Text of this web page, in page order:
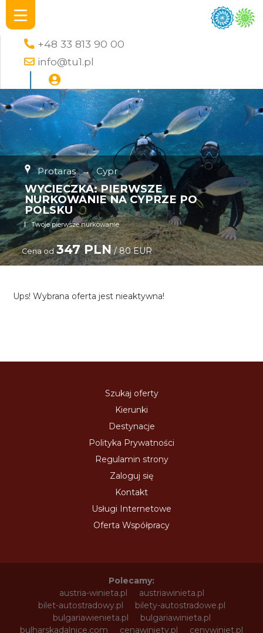
+48 33 813 90 00
info@tu1.pl
Protaras → Cypr
WYCIECZKA: PIERWSZE
NURKOWANIE NA CYPRZE PO
POLSKU
Twoje pierwsze nurkowanie
Cena od 347 PLN/ 80 EUR
Ups! Wybrana oferta jest nieaktywna!
Szukaj oferty
Kierunki
Destynacje
Polityka Prywatności
Regulamin strony
Zaloguj się
Kontakt
Usługi Internetowe
Oferta Współpracy
Polecamy:
austria-winieta.pl
austriawinieta.pl
bilet-autostradowy.pl
bilety-autostradowe.pl
bulgariawienieta.pl
bulgariawinieta.pl
bulharskadalnice.com
cenawiniety.pl
cenywiniet.pl